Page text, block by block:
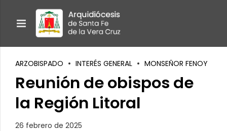
ARZOBISPADO INTERÉS GENERAL MONSEÑOR FENOY
Reunión de obispos de
la Región Litoral
26 febrero de 2025